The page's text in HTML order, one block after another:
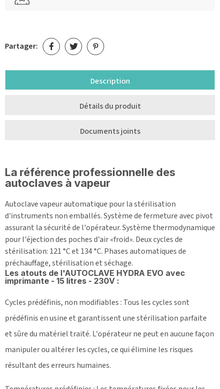
Partager:
Description
Détails du produit
Documents joints
La référence professionnelle des
autoclaves à vapeur
Autoclave vapeur automatique pour la stérilisation
d'instruments non emballés. Système de fermeture avec pivot
assurant la sécurité de l'opérateur. Système thermodynamique
pour l'éjection des poches d'air «froid». Deux cycles de
stérilisation: 121 °C et 134 °C. Phases automatiques de
préchauffage, stérilisation et séchage.
Les atouts de l'AUTOCLAVE HYDRA EVO avec
imprimante - 15 litres - 230V :
Cycles prédéfinis, non modifiables : Tous les cycles sont
prédéfinis en usine et garantissent une stérilisation parfaite
et sûre du matériel traité. L'opérateur ne peut en aucune façon
manipuler ou altérer les cycles, ce qui élimine les risques
résultant des erreurs humaines.